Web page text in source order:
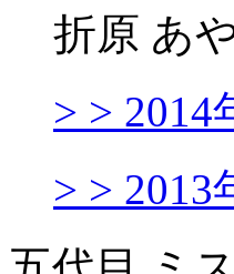
折原 あ
> > 2014
> > 2013